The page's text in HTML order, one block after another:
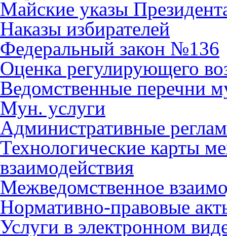
Майские указы
Наказы избирателей
Федеральный закон №136
Оценка регулирующего
Ведомственные перечни
Мун. услуги
Административные
Технологические карты
взаимодействия
Межведомственное
Нормативно-правовые
Услуги в электронном